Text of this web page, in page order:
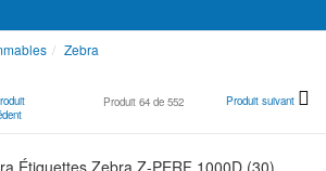
Zebra
Produit 64 de 552 Produit suivant